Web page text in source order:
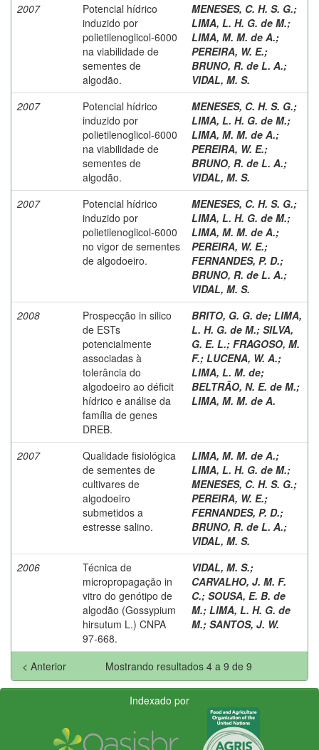
2007
Potencial hídrico
induzido por
polietilenoglicol-6000
na viabilidade de
sementes de
algodão.
MENESES, C. H. S. G.;
LIMA, L. H. G. de M.;
LIMA, M. M. de A.;
PEREIRA, W. E.;
BRUNO, R. de L. A.;
VIDAL, M. S.
2007
Potencial hídrico
induzido por
polietilenoglicol-6000
na viabilidade de
sementes de
algodão.
MENESES, C. H. S. G.;
LIMA, L. H. G. de M.;
LIMA, M. M. de A.;
PEREIRA, W. E.;
BRUNO, R. de L. A.;
VIDAL, M. S.
2007
Potencial hídrico
induzido por
polietilenoglicol-6000
no vigor de sementes
de algodoeiro.
MENESES, C. H. S. G.;
LIMA, L. H. G. de M.;
LIMA, M. M. de A.;
PEREIRA, W. E.;
FERNANDES, P. D.;
BRUNO, R. de L. A.;
VIDAL, M. S.
2008
Prospecção in silico
de ESTs
potencialmente
associadas à
tolerância do
algodoeiro ao déficit
hídrico e análise da
família de genes
DREB.
BRITO, G. G. de; LIMA,
L. H. G. de M.; SILVA,
G. E. L.; FRAGOSO, M.
F.; LUCENA, W. A.;
LIMA, L. M. de;
BELTRÃO, N. E. de M.;
LIMA, M. M. de A.
2007
Qualidade fisiológica
de sementes de
cultivares de
algodoeiro
submetidos a
estresse salino.
LIMA, M. M. de A.;
LIMA, L. H. G. de M.;
MENESES, C. H. S. G.;
PEREIRA, W. E.;
FERNANDES, P. D.;
BRUNO, R. de L. A.;
VIDAL, M. S.
2006
Técnica de
micropropagação in
vitro do genótipo de
algodão (Gossypium
hirsutum L.) CNPA
97-668.
VIDAL, M. S.;
CARVALHO, J. M. F.
C.; SOUSA, E. B. de
M.; LIMA, L. H. G. de
M.; SANTOS, J. W.
Mostrando resultados 4 a 9 de 9
< Anterior
Indexado por